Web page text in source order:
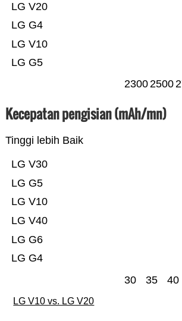
LG G5
LG V10
LG G4
LG V20
23002500
Kecepatan pengisian (mAh/mn)
Tinggi lebih Baik
LG G4
LG G6
LG V40
LG V10
LG G5
LG V30
30 35 40
LG V10 vs. LG V20